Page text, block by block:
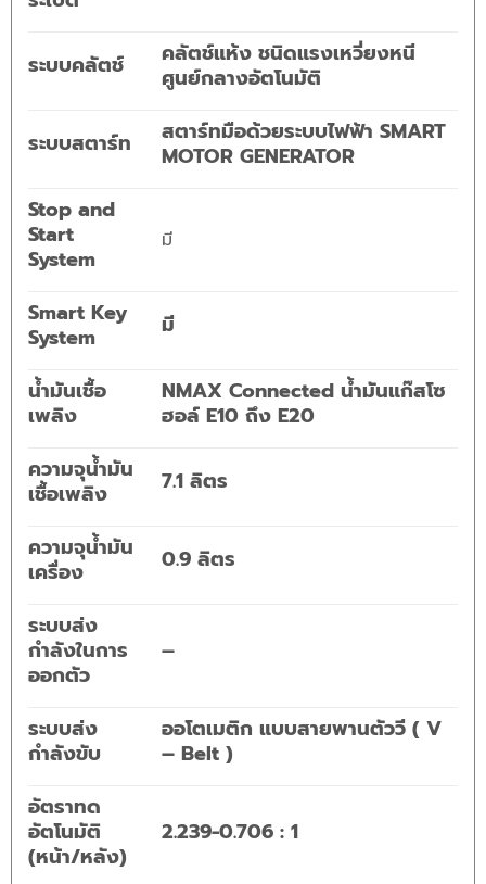
ระบบคลัตช์
คลัตช์แห้ง ชนิดแรงเหวี่ยงหนี
ศูนย์กลางอัตโนมัติ
ระบบสตาร์ท
สตาร์ทมือด้วยระบบไฟฟ้า SMART
MOTOR GENERATOR
Stop and
Start
System
มี
Smart Key
System
มี
น้ำมันเชื้อ
เพลิง
NMAX Connected น้ำมันแก๊สโซ
ฮอล์ E10 ถึง E20
ความจุน้ำมัน
เชื้อเพลิง
7.1 ลิตร
ความจุน้ำมัน
เครื่อง
0.9 ลิตร
ระบบส่ง
กำลังในการ
ออกตัว
–
ระบบส่ง
กำลังขับ
ออโตเมติก แบบสายพานตัววี ( V
– Belt )
อัตราทด
อัตโนมัติ
(หน้า/หลัง)
2.239-0.706 : 1